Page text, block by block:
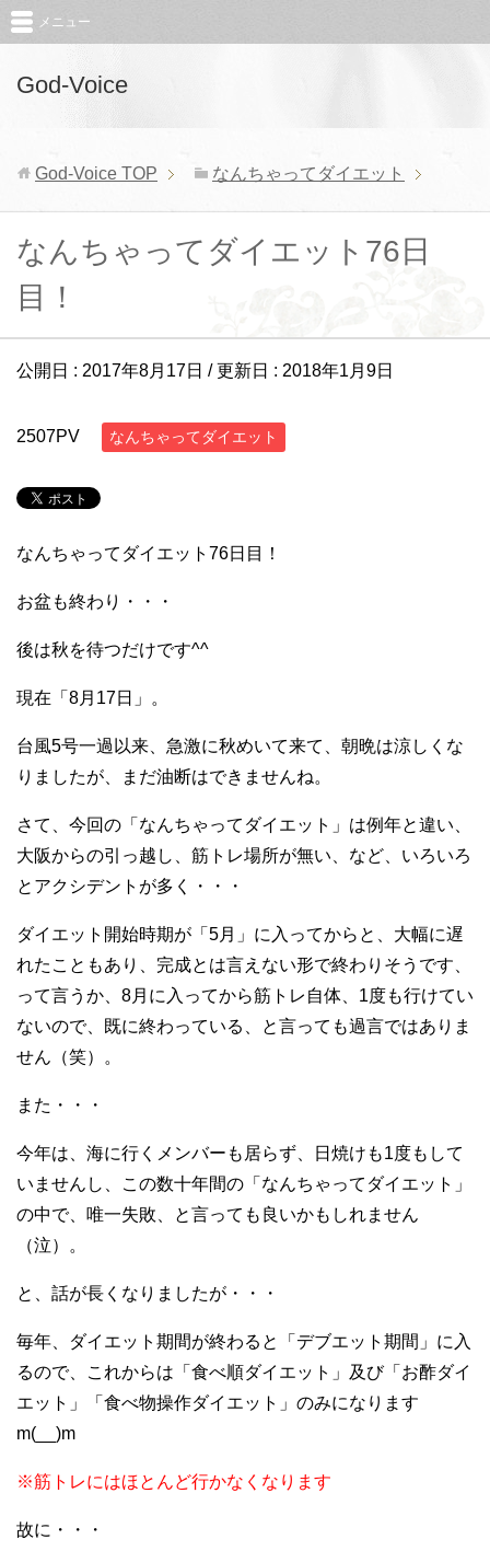
God-Voice
メニュー
God-Voice TOP なんちゃってダイエット
なんちゃってダイエット76日
目！
公開日 : 2017年8月17日 / 更新日 : 2018年1月9日
2507PV なんちゃってダイエット
なんちゃってダイエット76日目！
お盆も終わり・・・
後は秋を待つだけです^^
現在「8月17日」。
台風5号一過以来、急激に秋めいて来て、朝晩は涼しくな
りましたが、まだ油断はできませんね。
さて、今回の「なんちゃってダイエット」は例年と違い、
大阪からの引っ越し、筋トレ場所が無い、など、いろいろ
とアクシデントが多く・・・
ダイエット開始時期が「5月」に入ってからと、大幅に遅
れたこともあり、完成とは言えない形で終わりそうです、
って言うか、8月に入ってから筋トレ自体、1度も行けてい
ないので、既に終わっている、と言っても過言ではありま
せん（笑）。
また・・・
今年は、海に行くメンバーも居らず、日焼けも1度もして
いませんし、この数十年間の「なんちゃってダイエット」
の中で、唯一失敗、と言っても良いかもしれません
（泣）。
と、話が長くなりましたが・・・
毎年、ダイエット期間が終わると「デブエット期間」に入
るので、これからは「食べ順ダイエット」及び「お酢ダイ
エット」「食べ物操作ダイエット」のみになります
m(__)m
※筋トレにはほとんど行かなくなります
故に・・・